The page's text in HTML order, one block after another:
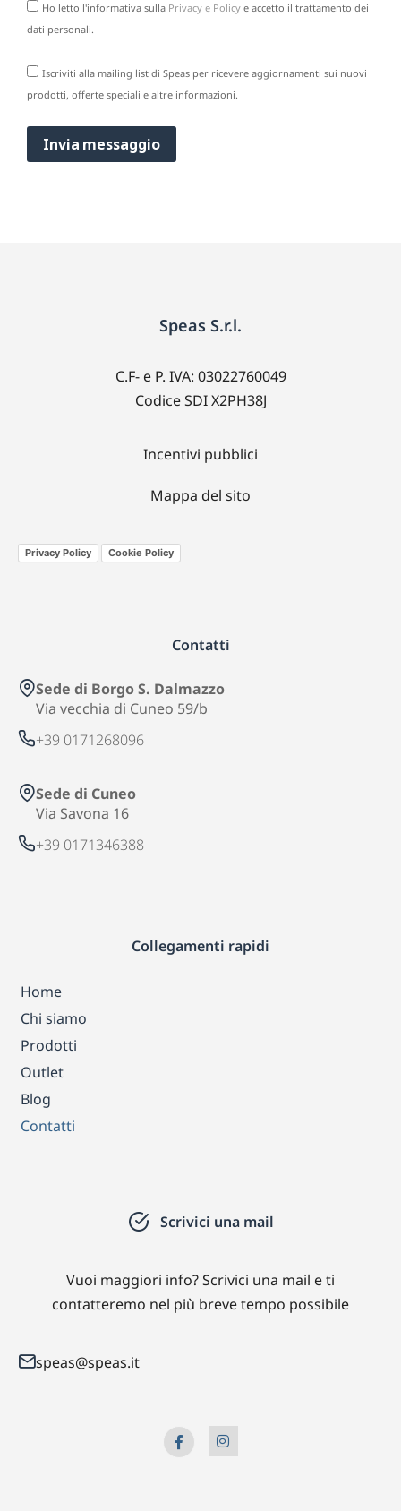
Ho letto l'informativa sulla Privacy e Policy e accetto il trattamento dei
dati personali.
Iscriviti alla mailing list di Speas per ricevere aggiornamenti sui nuovi
prodotti, offerte speciali e altre informazioni.
Invia messaggio
Speas S.r.l.
C.F- e P. IVA: 03022760049
Codice SDI X2PH38J
Incentivi pubblici
Mappa del sito
Privacy Policy Cookie Policy
Contatti
Sede di Borgo S. Dalmazzo
Via vecchia di Cuneo 59/b
+39 0171268096
Sede di Cuneo
Via Savona 16
+39 0171346388
Collegamenti rapidi
Home
Chi siamo
Prodotti
Outlet
Blog
Contatti
Scrivici una mail
Vuoi maggiori info? Scrivici una mail e ti
contatteremo nel più breve tempo possibile
speas@speas.it